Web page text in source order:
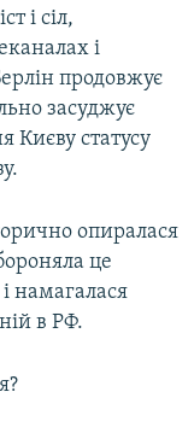
і сіл,
і
продовжує
засуджує
Києву статусу
опиралася
це
намагалася
в РФ.